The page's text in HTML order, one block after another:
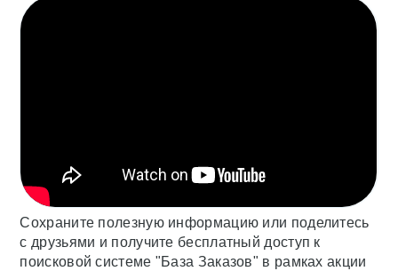
Сохраните полезную информацию или поделитесь
с друзьями и получите бесплатный доступ к
поисковой системе "База Заказов" в рамках акции